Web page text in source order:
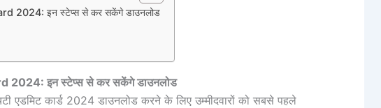
2024: इन स्टेप्स से कर सकेंगे डाउनलोड
2024: इन स्टेप्स से कर सकेंगे डाउनलोड
एडमिट कार्ड 2024 डाउनलोड करने के लिए उम्मीदवारों को सबसे पहले